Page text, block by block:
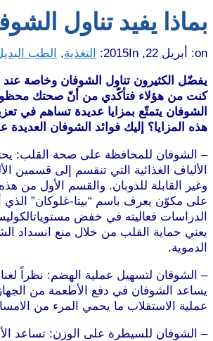
بماذا يفيد تناول
on: أبريل 22, 2015 In: التغذية, الطب
يفضّل الكثيرون تناول الشوفان وخاصة عند
كنت من هؤلاء فتأكّدي من أنّ صحتك
الشوفان يتمتّع بمزايا عديدة تساهم في
هذه المزايا؟ إليك فوائد الشوفان
– الشوفان للمحافظة على صحة القلب:
الألياف الغذائية التي تنقسم إلى قسمين
وغير القابلة للذوبان. والقسم الأول من
على مكوّن يعرف باسم “بيتا-غلوكان” الذي
الدراسات فعاليته في خفض
يعني حماية القلب من خلال منع انسداد
الدموية.
– الشوفان لتسهيل عملية الهضم: نظراً
يساعد الشوفان في دفع الأطعمة من
عملية الاستقلاب ما يحمي المرء من
– الشوفان للسيطرة على الوزن: تساعد